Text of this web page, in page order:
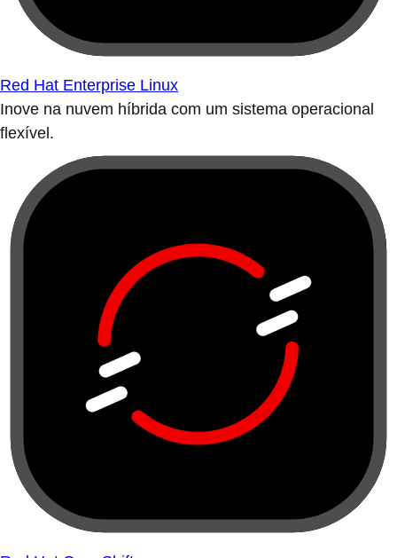
Red Hat Enterprise Linux
Inove na nuvem híbrida com um sistema operacional
flexível.